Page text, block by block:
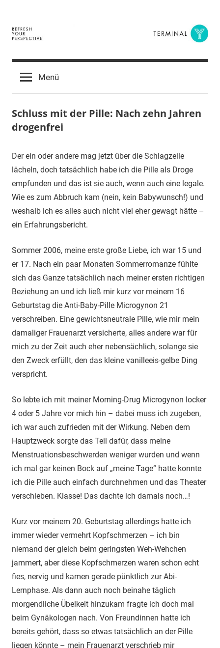
springen
Terminal
Y
Digital
BusinessMenü
Schluss mit der Pille: Nach zehn Jahren
drogenfrei
7.
Februar
terminal-
y
Urbi
et
Der ein oder andere mag jetzt über die Schlagzeile
lächeln, doch tatsächlich habe ich die Pille als Droge
empfunden und das ist sie auch, wenn auch eine legale.
Wie es zum Abbruch kam (nein, kein Babywunsch!) und
weshalb ich es alles auch nicht viel eher gewagt hätte –
ein Erfahrungsbericht.
Sommer 2006, meine erste große Liebe, ich war 15 und
er 17. Nach ein paar Monaten Sommerromanze fühlte
sich das Ganze tatsächlich nach meiner ersten richtigen
Beziehung an und ich ließ mir kurz vor meinem 16
Geburtstag die Anti-Baby-Pille Microgynon 21
verschreiben. Eine gewichtsneutrale Pille, wie mir mein
damaliger Frauenarzt versicherte, alles andere war für
mich zu der Zeit auch eher nebensächlich, solange sie
den Zweck erfüllt, den das kleine vanilleeis-gelbe Ding
verspricht.
So lebte ich mit meiner Morning-Drug Microgynon locker
4 oder 5 Jahre vor mich hin – dabei muss ich zugeben,
ich war auch zufrieden mit der Wirkung. Neben dem
Hauptzweck sorgte das Teil dafür, dass meine
Menstruationsbeschwerden weniger wurden und wenn
ich mal gar keinen Bock auf „meine Tage“ hatte konnte
ich die Pille auch einfach durchnehmen und das Theater
verschieben. Klasse! Das dachte ich damals noch…!
Kurz vor meinem 20. Geburtstag allerdings hatte ich
immer wieder vermehrt Kopfschmerzen – ich bin
niemand der gleich beim geringsten Weh-Wehchen
jammert, aber diese Kopfschmerzen waren schon echt
fies, nervig und kamen gerade pünktlich zur Abi-
Lernphase. Als dann auch noch beinahe täglich
morgendliche Übelkeit hinzukam fragte ich doch mal
beim Gynäkologen nach. Von Freundinnen hatte ich
bereits gehört, dass so etwas tatsächlich an der Pille
liegen könnte – mein Frauenarzt verschrieb mir